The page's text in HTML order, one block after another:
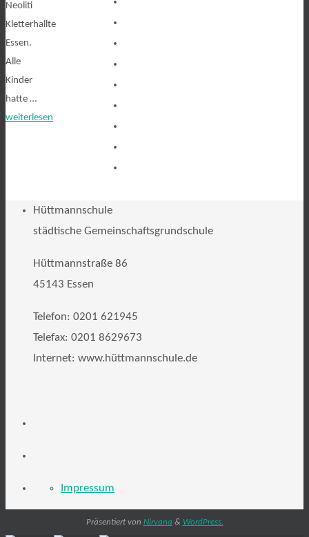
Neoliti
Kletterhallte
Essen.
Alle
Kinder
hatte …
weiterlesen
Hüttmannschule
städtische Gemeinschaftsgrundschule
Hüttmannstraße 86
45143 Essen
Telefon: 0201 621945
Telefax: 0201 8629673
Internet: www.hüttmannschule.de
Impressum
Präsentiert von Nirvana & WordPress.